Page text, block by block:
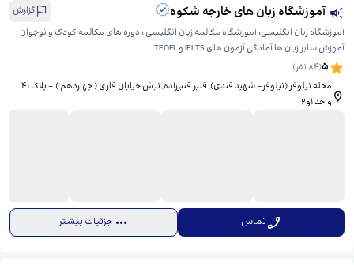
آموزشگاه زبان های خارجه شکوه
گزارش
آموزشگاه زبان انگلیسی، آموزشگاه مکالمه زبان انگلیسی ، دوره های مکالمه کودک و نوجوان
آموزش سایر زبان ها آمادگی آزمون های IELTS و TEOFL
5
(
84نفر)
محله نیلوفر (نيلوفر- شهيد قندي), قنبر قنبرزاده, نبش خیابان قاری ( چهاردهم ) - پلاک 41
واحد 1و2
تماس جزئیات بیشتر